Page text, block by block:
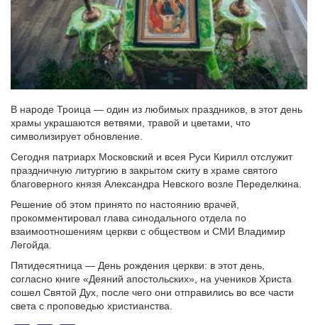
В народе Троица — один из любимых праздников, в этот день
храмы украшаются ветвями, травой и цветами, что
символизирует обновление.
Сегодня патриарх Московский и всея Руси Кирилл отслужит
праздничную литургию в закрытом скиту в храме святого
благоверного князя Александра Невского возле Переделкина.
Решение об этом принято по настоянию врачей,
прокомментировал глава синодального отдела по
взаимоотношениям церкви с обществом и СМИ Владимир
Легойда.
Пятидесятница — День рождения церкви: в этот день,
согласно книге «Деяний апостольских», на учеников Христа
сошел Святой Дух, после чего они отправились во все части
света с проповедью христианства.